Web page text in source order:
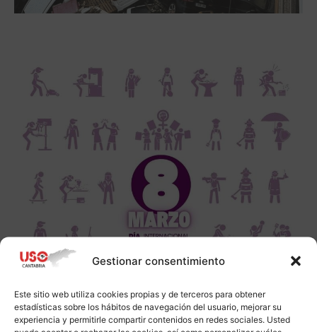
Gestionar consentimiento
Este sitio web utiliza cookies propias y de terceros para obtener
estadísticas sobre los hábitos de navegación del usuario, mejorar su
experiencia y permitirle compartir contenidos en redes sociales. Usted